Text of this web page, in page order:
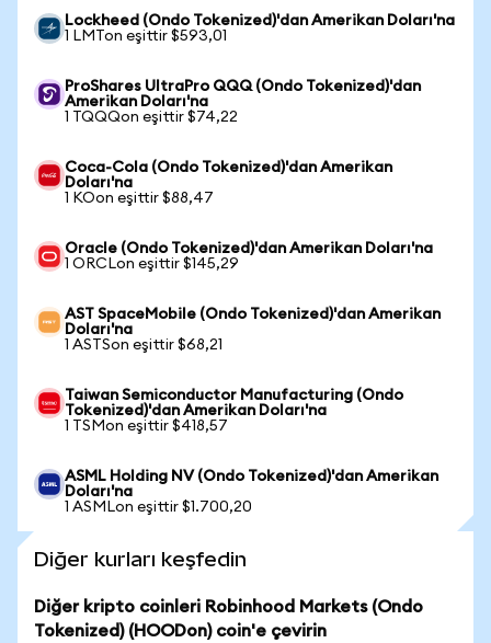
Lockheed (Ondo Tokenized)'dan Amerikan Doları'na
1 LMTon eşittir $593,01
ProShares UltraPro QQQ (Ondo Tokenized)'dan
Amerikan Doları'na
1 TQQQon eşittir $74,22
Coca-Cola (Ondo Tokenized)'dan Amerikan
Doları'na
1 KOon eşittir $88,47
Oracle (Ondo Tokenized)'dan Amerikan Doları'na
1 ORCLon eşittir $145,29
AST SpaceMobile (Ondo Tokenized)'dan Amerikan
Doları'na
1 ASTSon eşittir $68,21
Taiwan Semiconductor Manufacturing (Ondo
Tokenized)'dan Amerikan Doları'na
1 TSMon eşittir $418,57
ASML Holding NV (Ondo Tokenized)'dan Amerikan
Doları'na
1 ASMLon eşittir $1.700,20
Diğer kurları keşfedin
Diğer kripto coinleri Robinhood Markets (Ondo
Tokenized) (HOODon) coin'e çevirin